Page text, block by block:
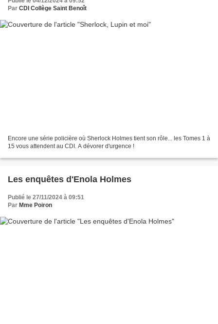
Par CDI Collège Saint Benoît
Encore une série policière où Sherlock Holmes tient son rôle... les Tomes 1 à
15 vous attendent au CDI. A dévorer d'urgence !
Les enquêtes d'Enola Holmes
Publié le 27/11/2024 à 09:51
Par Mme Poiron